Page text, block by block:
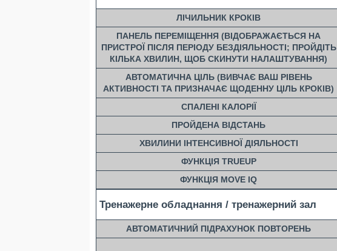
ЛІЧИЛЬНИК КРОКІВ
ПАНЕЛЬ ПЕРЕМІЩЕННЯ (ВІДОБРАЖАЄТЬСЯ НА
ПРИСТРОЇ ПІСЛЯ ПЕРІОДУ БЕЗДІЯЛЬНОСТІ; ПРОЙДІТЬ
КІЛЬКА ХВИЛИН, ЩОБ СКИНУТИ НАЛАШТУВАННЯ)
АВТОМАТИЧНА ЦІЛЬ (ВИВЧАЄ ВАШ РІВЕНЬ
АКТИВНОСТІ ТА ПРИЗНАЧАЄ ЩОДЕННУ ЦІЛЬ КРОКІВ)
СПАЛЕНІ КАЛОРІЇ
ПРОЙДЕНА ВІДСТАНЬ
ХВИЛИНИ ІНТЕНСИВНОЇ ДІЯЛЬНОСТІ
ФУНКЦІЯ TRUEUP
ФУНКЦІЯ MOVE IQ
Тренажерне обладнання / тренажерний зал
АВТОМАТИЧНИЙ ПІДРАХУНОК ПОВТОРЕНЬ